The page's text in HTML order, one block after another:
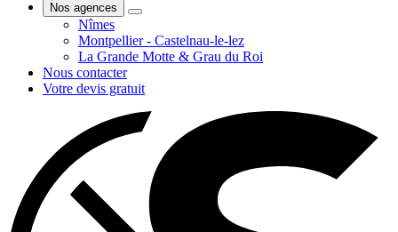
Nos agences
Nîmes
Montpellier - Castelnau-le-lez
La Grande Motte & Grau du Roi
Nous contacter
Votre devis gratuit